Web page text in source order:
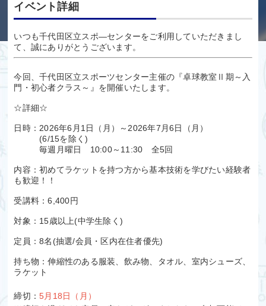
イベント詳細
いつも千代田区立スポ―センターをご利用していただきまし
て、誠にありがとうございます。
今回、千代田区立スポーツセンター主催の『卓球教室Ⅱ期～入
門・初心者クラス～』を開催いたします。
☆詳細☆
日時：2026年6月1日（月）～2026年7月6日（月）
(6/15を除く)
毎週月曜日 10:00～11:30 全5回
内容：初めてラケットを持つ方から基本技術を学びたい経験者
も歓迎！！
受講料：6,400円
対象：15歳以上(中学生除く)
定員：8名(抽選/会員・区内在住者優先)
持ち物：伸縮性のある服装、飲み物、タオル、室内シューズ、
ラケット
締切：5月18日（月）